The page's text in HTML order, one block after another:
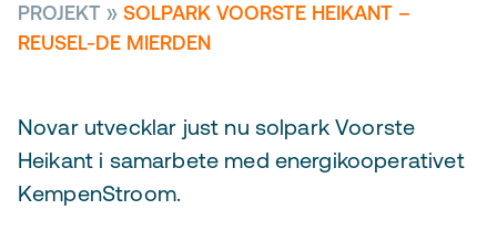
PROJEKT » SOLPARK VOORSTE HEIKANT –
REUSEL-DE MIERDEN
Novar utvecklar just nu solpark Voorste
Heikant i samarbete med energikooperativet
KempenStroom.